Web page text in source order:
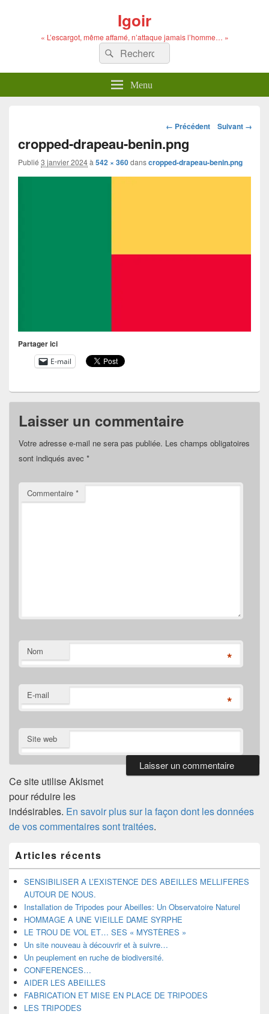
Igoir
« L’escargot, même affamé, n’attaque jamais l’homme… »
Recherche :
Rechercher
Menu
Navigation
les
images
← Précédent Suivant →
cropped-drapeau-benin.png
Publié 3 janvier 2024à 542 × 360danscropped-drapeau-benin.png
Partager ici
E-mail
Laisser un commentaire
Votre adresse e-mail ne sera pas publiée. Les champs obligatoires
sont indiqués avec *
Commentaire *
Nom *
E-mail *
Site web
Ce site utilise Akismet
pour réduire les
indésirables. En savoir plus sur la façon dont les données
de vos commentaires sont traitées.
principale
de
widget
barre
latérale
Articles récents
SENSIBILISER A L’EXISTENCE DES ABEILLES MELLIFERES
AUTOUR DE NOUS.
Installation de Tripodes pour Abeilles: Un Observatoire Naturel
HOMMAGE A UNE VIEILLE DAME SYRPHE
LE TROU DE VOL ET… SES « MYSTÈRES »
Un site nouveau à découvrir et à suivre…
Un peuplement en ruche de biodiversité.
CONFERENCES…
AIDER LES ABEILLES
FABRICATION ET MISE EN PLACE DE TRIPODES
LES TRIPODES